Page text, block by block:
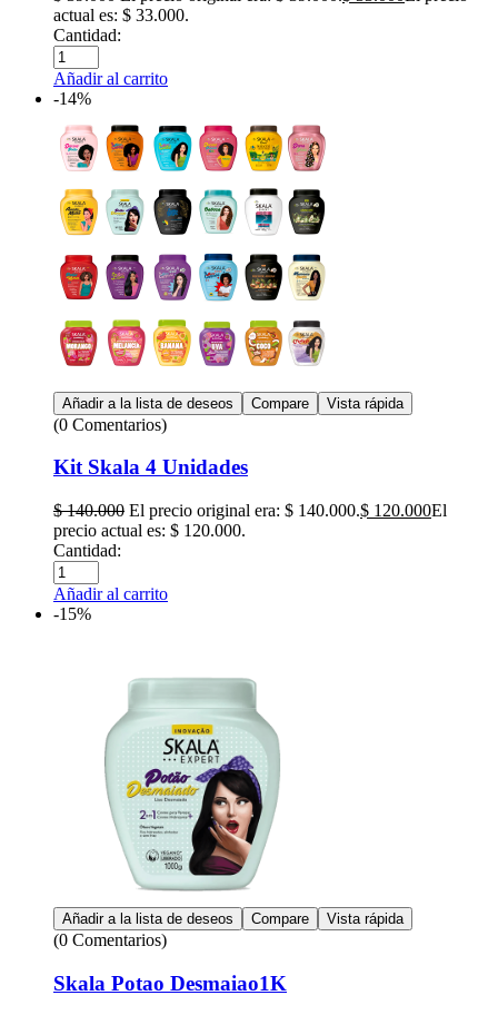
actual es: $ 33.000.
Cantidad:
Añadir al carrito
-14%
Añadir a la lista de deseos Compare Vista rápida
(0 Comentarios)
Kit Skala 4 Unidades
$140.000 El precio original era: $ 140.000.$ 120.000El
precio actual es: $ 120.000.
Cantidad:
Añadir al carrito
-15%
Añadir a la lista de deseos Compare Vista rápida
(0 Comentarios)
Skala Potao Desmaiao1K